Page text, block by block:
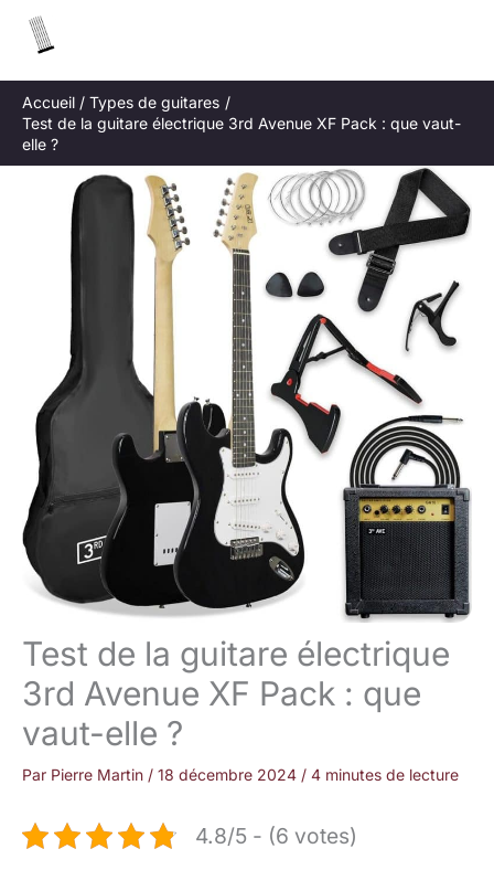
Accueil
Types de guitares
Test de la guitare électrique 3rd Avenue XF Pack : que vaut-
elle ?
Test de la guitare électrique
3rd Avenue XF Pack : que
vaut-elle ?
Par Pierre Martin / 18 décembre 2024 / 4 minutes de lecture
4.8/5 - (6 votes)
h
e
r